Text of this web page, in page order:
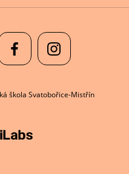
škola Svatobořice-Mistřín